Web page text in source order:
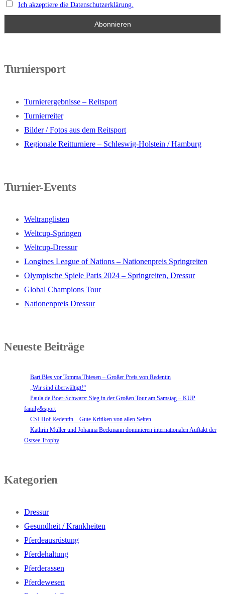
Ich akzeptiere die Datenschutzerklärung.
Turniersport
Turnierergebnisse – Reitsport
Turnierreiter
Bilder / Fotos aus dem Reitsport
Regionale Reitturniere – Schleswig-Holstein / Hamburg
Turnier-Events
Weltranglisten
Weltcup-Springen
Weltcup-Dressur
Longines League of Nations – Nationenpreis Springreiten
Olympische Spiele Paris 2024 – Springreiten, Dressur
Global Champions Tour
Nationenpreis Dressur
Neueste Beiträge
Bart Bles vor Tomma Thiesen – Großer Preis von Redentin
„Wir sind überwältigt!“
Paula de Boer-Schwarz: Sieg in der Großen Tour am Samstag – KUP
family&sport
CSI Hof Redentin – Gute Kritiken von allen Seiten
Kathrin Müller und Johanna Beckmann dominieren internationalen Auftakt der
Ostsee Trophy
Kategorien
Dressur
Gesundheit / Krankheiten
Pferdeausrüstung
Pferdehaltung
Pferderassen
Pferdewesen